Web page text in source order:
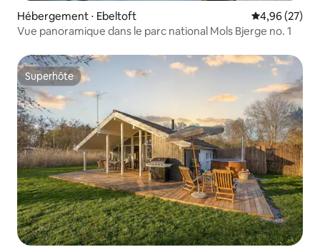
Hébergement ⋅ Ebeltoft Évaluation
4,96 (27)
Vue panoramique dans le parc national Mols Bjerge no. 1
Superhôte
Superhôte